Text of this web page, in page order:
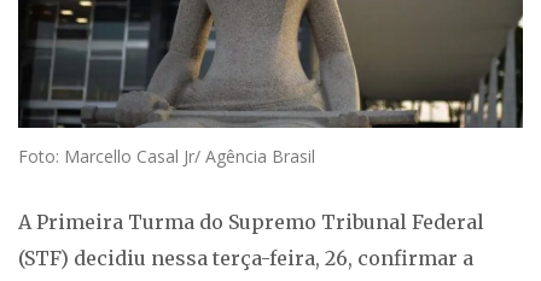
Foto: Marcello Casal Jr/ Agência Brasil
A Primeira Turma do Supremo Tribunal Federal
(STF) decidiu nessa terça-feira, 26, confirmar a